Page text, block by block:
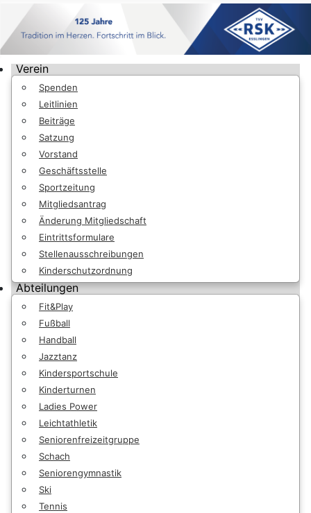
Verein
Spenden
Leitlinien
Beiträge
Satzung
Vorstand
Geschäftsstelle
Sportzeitung
Mitgliedsantrag
Änderung Mitgliedschaft
Eintrittsformulare
Stellenausschreibungen
Kinderschutzordnung
Abteilungen
Fit&Play
Fußball
Handball
Jazztanz
Kindersportschule
Kinderturnen
Ladies Power
Leichtathletik
Seniorenfreizeitgruppe
Schach
Seniorengymnastik
Ski
Tennis